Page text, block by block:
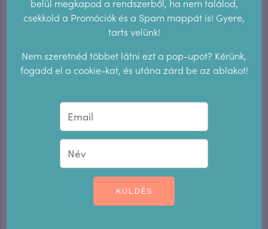
Archívum
2025. július 2025. június 2025. május
2023. november
belül megkapod a rendszerből, ha nem találod,
csekkold a Promóciók és a Spam mappát is! Gyere,
tarts velünk!
Nem szeretnéd többet látni ezt a pop-upot? Kérünk,
fogadd el a cookie-kat, és utána zárd be az ablakot!
KÜLDÉS